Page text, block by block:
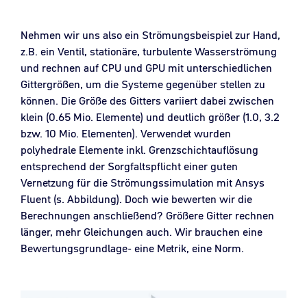
Nehmen wir uns also ein Strömungsbeispiel zur Hand,
z.B. ein Ventil, stationäre, turbulente Wasserströmung
und rechnen auf CPU und GPU mit unterschiedlichen
Gittergrößen, um die Systeme gegenüber stellen zu
können. Die Größe des Gitters variiert dabei zwischen
klein (0.65 Mio. Elemente) und deutlich größer (1.0, 3.2
bzw. 10 Mio. Elementen). Verwendet wurden
polyhedrale Elemente inkl. Grenzschichtauflösung
entsprechend der Sorgfaltspflicht einer guten
Vernetzung für die Strömungssimulation mit Ansys
Fluent (s. Abbildung). Doch wie bewerten wir die
Berechnungen anschließend? Größere Gitter rechnen
länger, mehr Gleichungen auch. Wir brauchen eine
Bewertungsgrundlage- eine Metrik, eine Norm.